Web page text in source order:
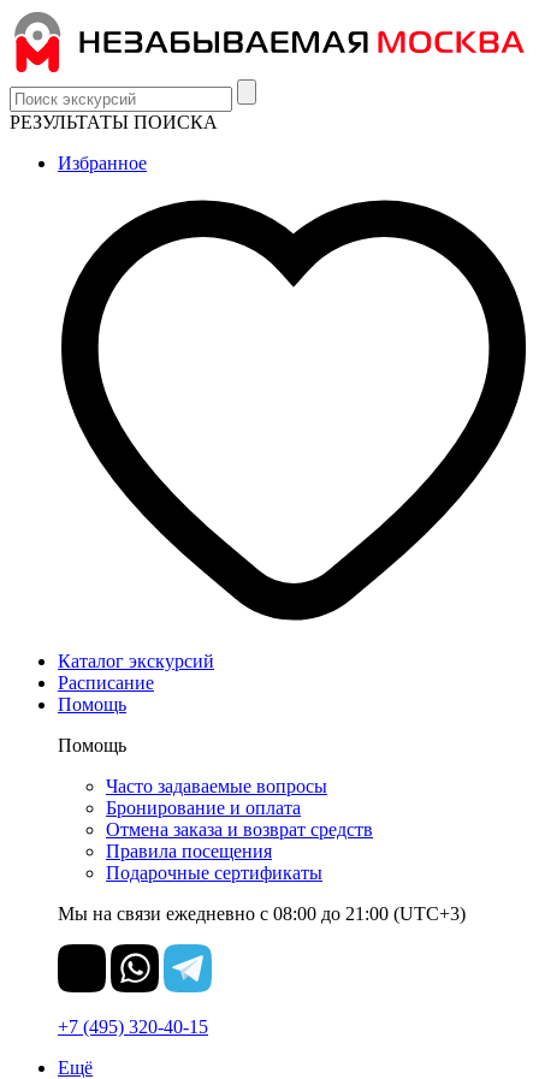
РЕЗУЛЬТАТЫ ПОИСКА
Избранное
Каталог экскурсий
Расписание
Помощь
Помощь
Часто задаваемые вопросы
Бронирование и оплата
Отмена заказа и возврат средств
Правила посещения
Подарочные сертификаты
Мы на связи ежедневно с 08:00 до 21:00 (UTC+3)
+7 (495) 320-40-15
Ещё